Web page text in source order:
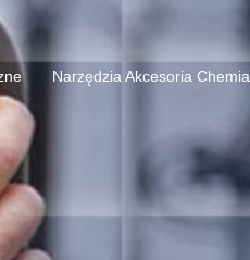
Narzędzia Akcesoria Chemia